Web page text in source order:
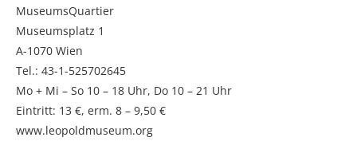
MuseumsQuartier
Museumsplatz 1
A-1070 Wien
Tel.: 43-1-525702645
Mo + Mi – So 10 – 18 Uhr, Do 10 – 21 Uhr
Eintritt: 13 €, erm. 8 – 9,50 €
www.leopoldmuseum.org